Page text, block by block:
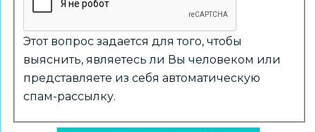
Этот вопрос задается для того, чтобы
выяснить, являетесь ли Вы человеком или
представляете из себя автоматическую
спам-рассылку.